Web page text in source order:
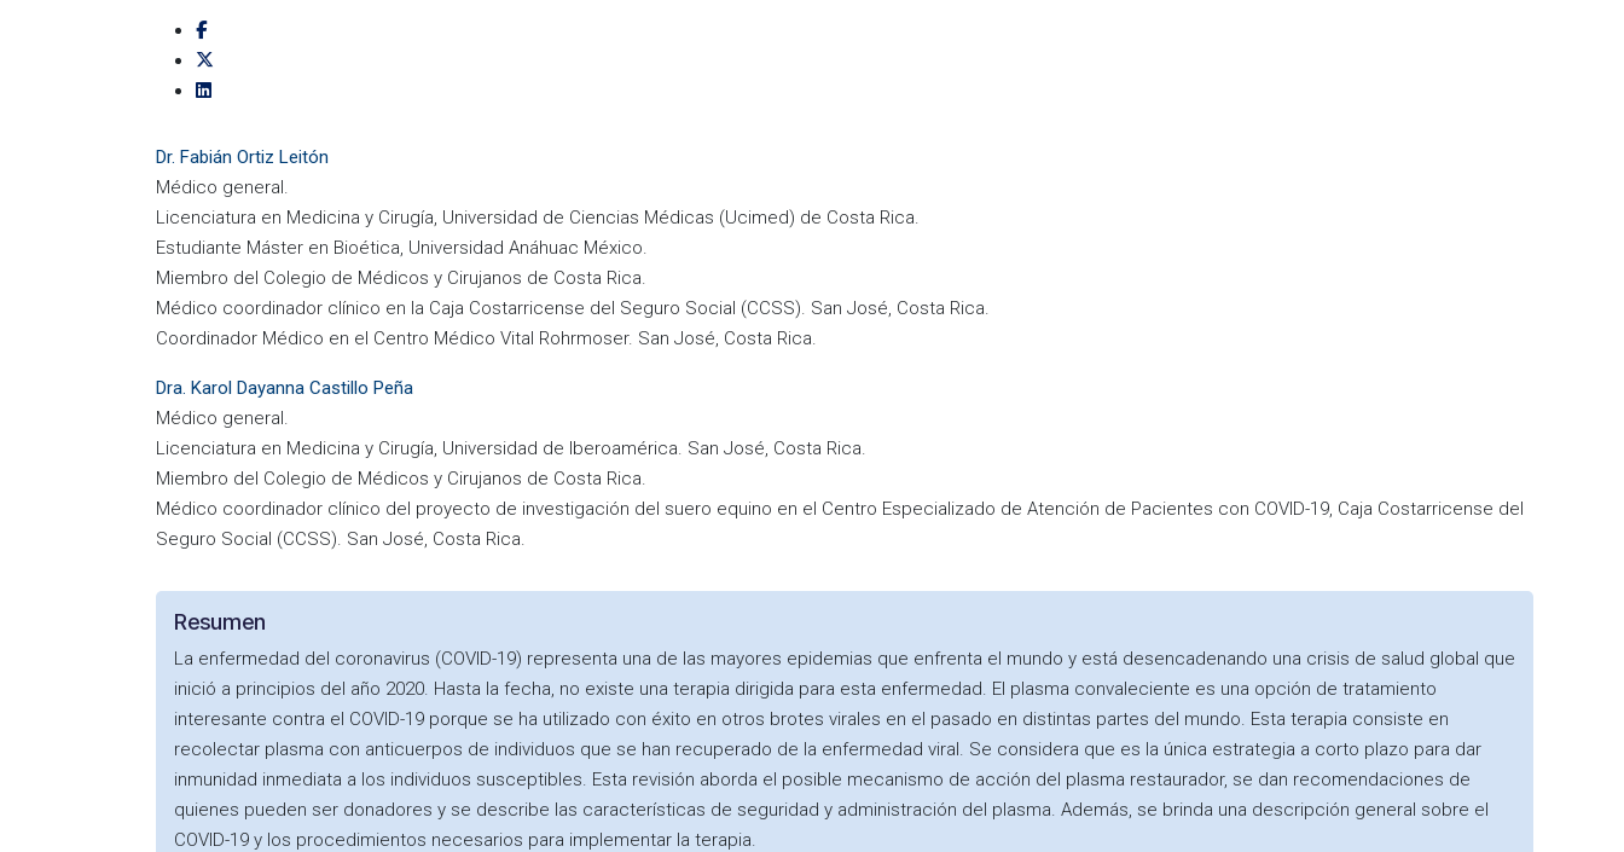
Dr. Fabián Ortiz Leitón
Médico general.
Licenciatura en Medicina y Cirugía, Universidad de Ciencias Médicas (Ucimed) de Costa Rica.
Estudiante Máster en Bioética, Universidad Anáhuac México.
Miembro del Colegio de Médicos y Cirujanos de Costa Rica.
Médico coordinador clínico en la Caja Costarricense del Seguro Social (CCSS). San José, Costa Rica.
Coordinador Médico en el Centro Médico Vital Rohrmoser. San José, Costa Rica.
Dra. Karol Dayanna Castillo Peña
Médico general.
Licenciatura en Medicina y Cirugía, Universidad de Iberoamérica. San José, Costa Rica.
Miembro del Colegio de Médicos y Cirujanos de Costa Rica.
Médico coordinador clínico del proyecto de investigación del suero equino en el Centro Especializado de Atención de Pacientes con COVID-19, Caja Costarricense del
Seguro Social (CCSS). San José, Costa Rica.
Resumen
La enfermedad del coronavirus (COVID-19) representa una de las mayores epidemias que enfrenta el mundo y está desencadenando una crisis de salud global que
inició a principios del año 2020. Hasta la fecha, no existe una terapia dirigida para esta enfermedad. El plasma convaleciente es una opción de tratamiento
interesante contra el COVID-19 porque se ha utilizado con éxito en otros brotes virales en el pasado en distintas partes del mundo. Esta terapia consiste en
recolectar plasma con anticuerpos de individuos que se han recuperado de la enfermedad viral. Se considera que es la única estrategia a corto plazo para dar
inmunidad inmediata a los individuos susceptibles. Esta revisión aborda el posible mecanismo de acción del plasma restaurador, se dan recomendaciones de
quienes pueden ser donadores y se describe las características de seguridad y administración del plasma. Además, se brinda una descripción general sobre el
COVID-19 y los procedimientos necesarios para implementar la terapia.